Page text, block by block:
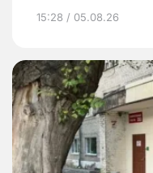
15:28 / 05.08.26